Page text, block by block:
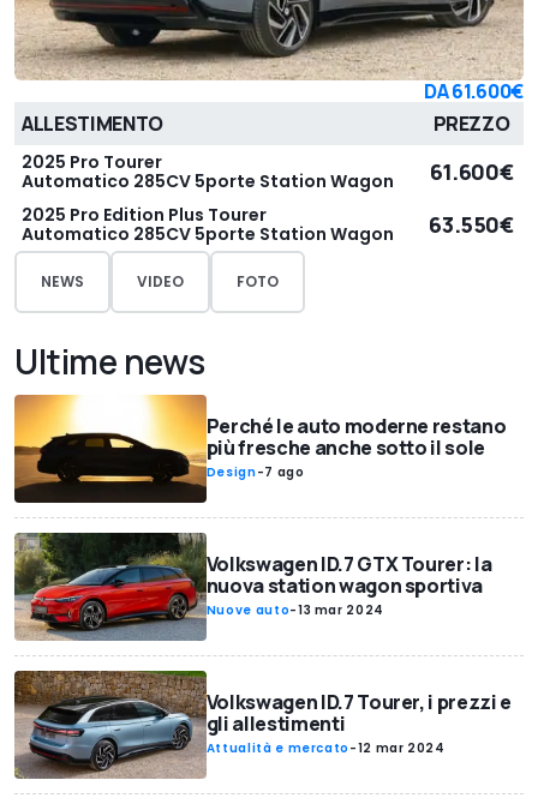
DA61.600€
ALLESTIMENTO
PREZZO
2025 Pro Tourer
Automatico 285CV 5porte Station Wagon
61.600€
2025 Pro Edition Plus Tourer
Automatico 285CV 5porte Station Wagon
63.550€
NEWS VIDEO FOTO
Ultime news
Perché le auto moderne restano
più fresche anche sotto il sole
Design-7 ago
Volkswagen ID.7 GTX Tourer: la
nuova station wagon sportiva
Nuove auto-13 mar 2024
Volkswagen ID.7 Tourer, i prezzi e
gli allestimenti
Attualità e mercato -12 mar 2024